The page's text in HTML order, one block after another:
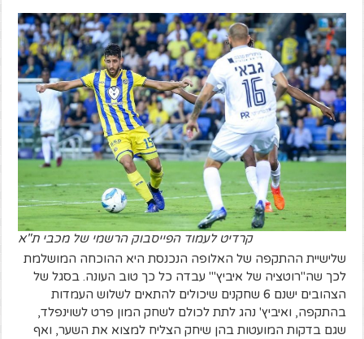
קרדיט לעמוד הפייסבוק הרשמי של מכבי ת"א
שלישיית ההתקפה של האלופה הנכנסת היא ההוכחה המושלמת
לכך שה"רוטציה של איביץ'" עבדה כל כך טוב העונה. בסגל של
הצהובים ישנם 6 שחקנים שיכולים להתאים לשלוש העמדות
בהתקפה, ואיביץ' נהג לתת לכולם לשחק המון פרט לשוינפלד,
שגם בדקות המועטות בהן שיחק הצליח למצוא את השער, ואף